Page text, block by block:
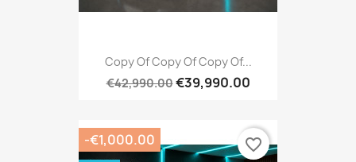
Copy Of Copy Of Copy Of...
€42,990.00€39,990.00
-€1,000.00
favorite_border